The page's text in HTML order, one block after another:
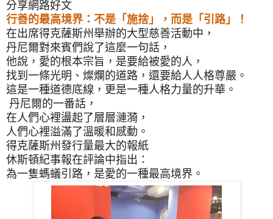
分享網路好文
行善的最高境界：不是「施捨」，而是「引路」！
在出席得克薩斯州舉辦的大型慈善活動中，
丹尼爾對來賓們說了這麼一句話，
他說，愛的根本宗旨，是要給被愛的人，
找到一條光明、燦爛的道路， 還要給人人格尊嚴。
這是一種道德底線， 更是一種人格力量的升華。
丹尼爾的一番話，
在人們心裡盪起了層層漣漪，
人們心裡溢滿了溫暖和感動。
得克薩斯州發行量最大的報紙
休斯頓紀事報在評論中指出：
為一隻螞蟻引路， 是愛的一種最高境界。